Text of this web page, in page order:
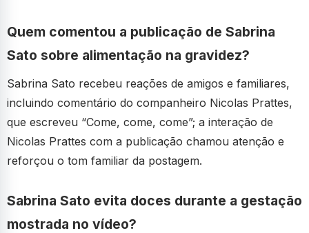
Quem comentou a publicação de Sabrina
Sato sobre alimentação na gravidez?
Sabrina Sato recebeu reações de amigos e familiares,
incluindo comentário do companheiro Nicolas Prattes,
que escreveu “Come, come, come”; a interação de
Nicolas Prattes com a publicação chamou atenção e
reforçou o tom familiar da postagem.
Sabrina Sato evita doces durante a gestação
mostrada no vídeo?